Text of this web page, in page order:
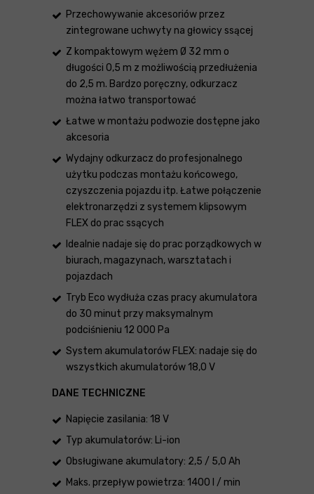
Przechowywanie akcesoriów przez
zintegrowane uchwyty na głowicy ssącej
Z kompaktowym wężem Ø 32 mm o
długości 0,5 m z możliwością przedłużenia
do 2,5 m. Bardzo poręczny, odkurzacz
można łatwo transportować
Łatwe w montażu podwozie dostępne jako
akcesoria
Wydajny odkurzacz do profesjonalnego
użytku podczas montażu końcowego,
czyszczenia pojazdu itp. Łatwe połączenie
elektronarzędzi z systemem klipsowym
FLEX do prac ssących
Idealnie nadaje się do prac porządkowych w
biurach, magazynach, warsztatach i
pojazdach
Tryb Eco wydłuża czas pracy akumulatora
do 30 minut przy maksymalnym
podciśnieniu 12 000 Pa
System akumulatorów FLEX: nadaje się do
wszystkich akumulatorów 18,0 V
DANE TECHNICZNE
Napięcie zasilania: 18 V
Typ akumulatorów: Li-ion
Obsługiwane akumulatory: 2,5 / 5,0 Ah
Maks. przepływ powietrza: 1400 l / min